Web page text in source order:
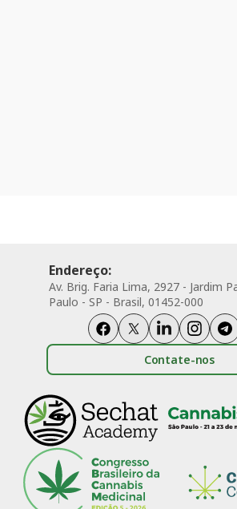
Endereço:
Av. Brig. Faria Lima, 2927 - Jardim
Paulo - SP - Brasil, 01452-000
Contate-nos